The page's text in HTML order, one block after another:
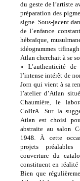
du geste de l’artiste
préparation des
signe. Sous-jacent
de l’enfance
hébraïque,
idéogrammes
Atlan cherchait à se
« L’authenticité
l’intense intérêt de
Jorn qui vient à sa
l’atelier d’Atlan
Chaumière, le
CoBrA. Sur la
Atlan est choisi
abstraite au salon
1948. À cette
projets
couverture du
constituent en réalité
Bien que